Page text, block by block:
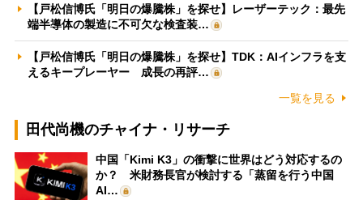
【戸松信博氏「明日の爆騰株」を探せ】レーザーテック：最先
端半導体の製造に不可欠な検査装…
【戸松信博氏「明日の爆騰株」を探せ】TDK：AIインフラを支
えるキープレーヤー 成長の再評…
一覧を見る
田代尚機のチャイナ・リサーチ
中国「Kimi K3」の衝撃に世界はどう対応するの
か？ 米財務長官が検討する「蒸留を行う中国
AI…